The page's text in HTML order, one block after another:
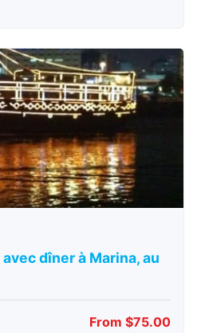
dîner à Marina, au
From $75.00